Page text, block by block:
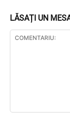
LĂSAȚI UN